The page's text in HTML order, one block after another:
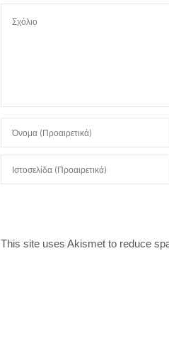
This site uses Akismet to reduce